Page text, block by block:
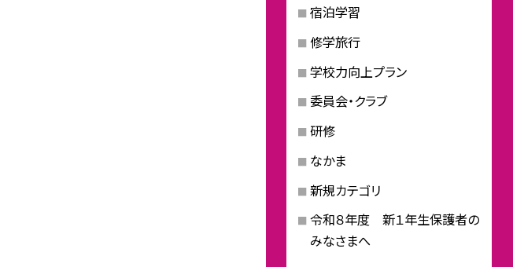
宿泊学習
修学旅行
学校力向上プラン
委員会・クラブ
研修
なかま
新規カテゴリ
令和８年度 新１年生保護者の
みなさまへ